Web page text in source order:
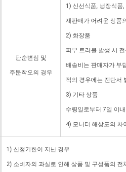
단순변심 및
주문착오의 경우
1) 신선식품, 냉장식품
재판매가 어려운 상품
2) 화장품
피부 트러블 발생 시
배송비는 판매자가 부
적의 경우에는 진단서
3) 기타 상품
수령일로부터 7일 이
4) 모니터 해상도의 차
1) 신청기한이 지난 경우
2) 소비자의 과실로 인해 상품 및 구성품의